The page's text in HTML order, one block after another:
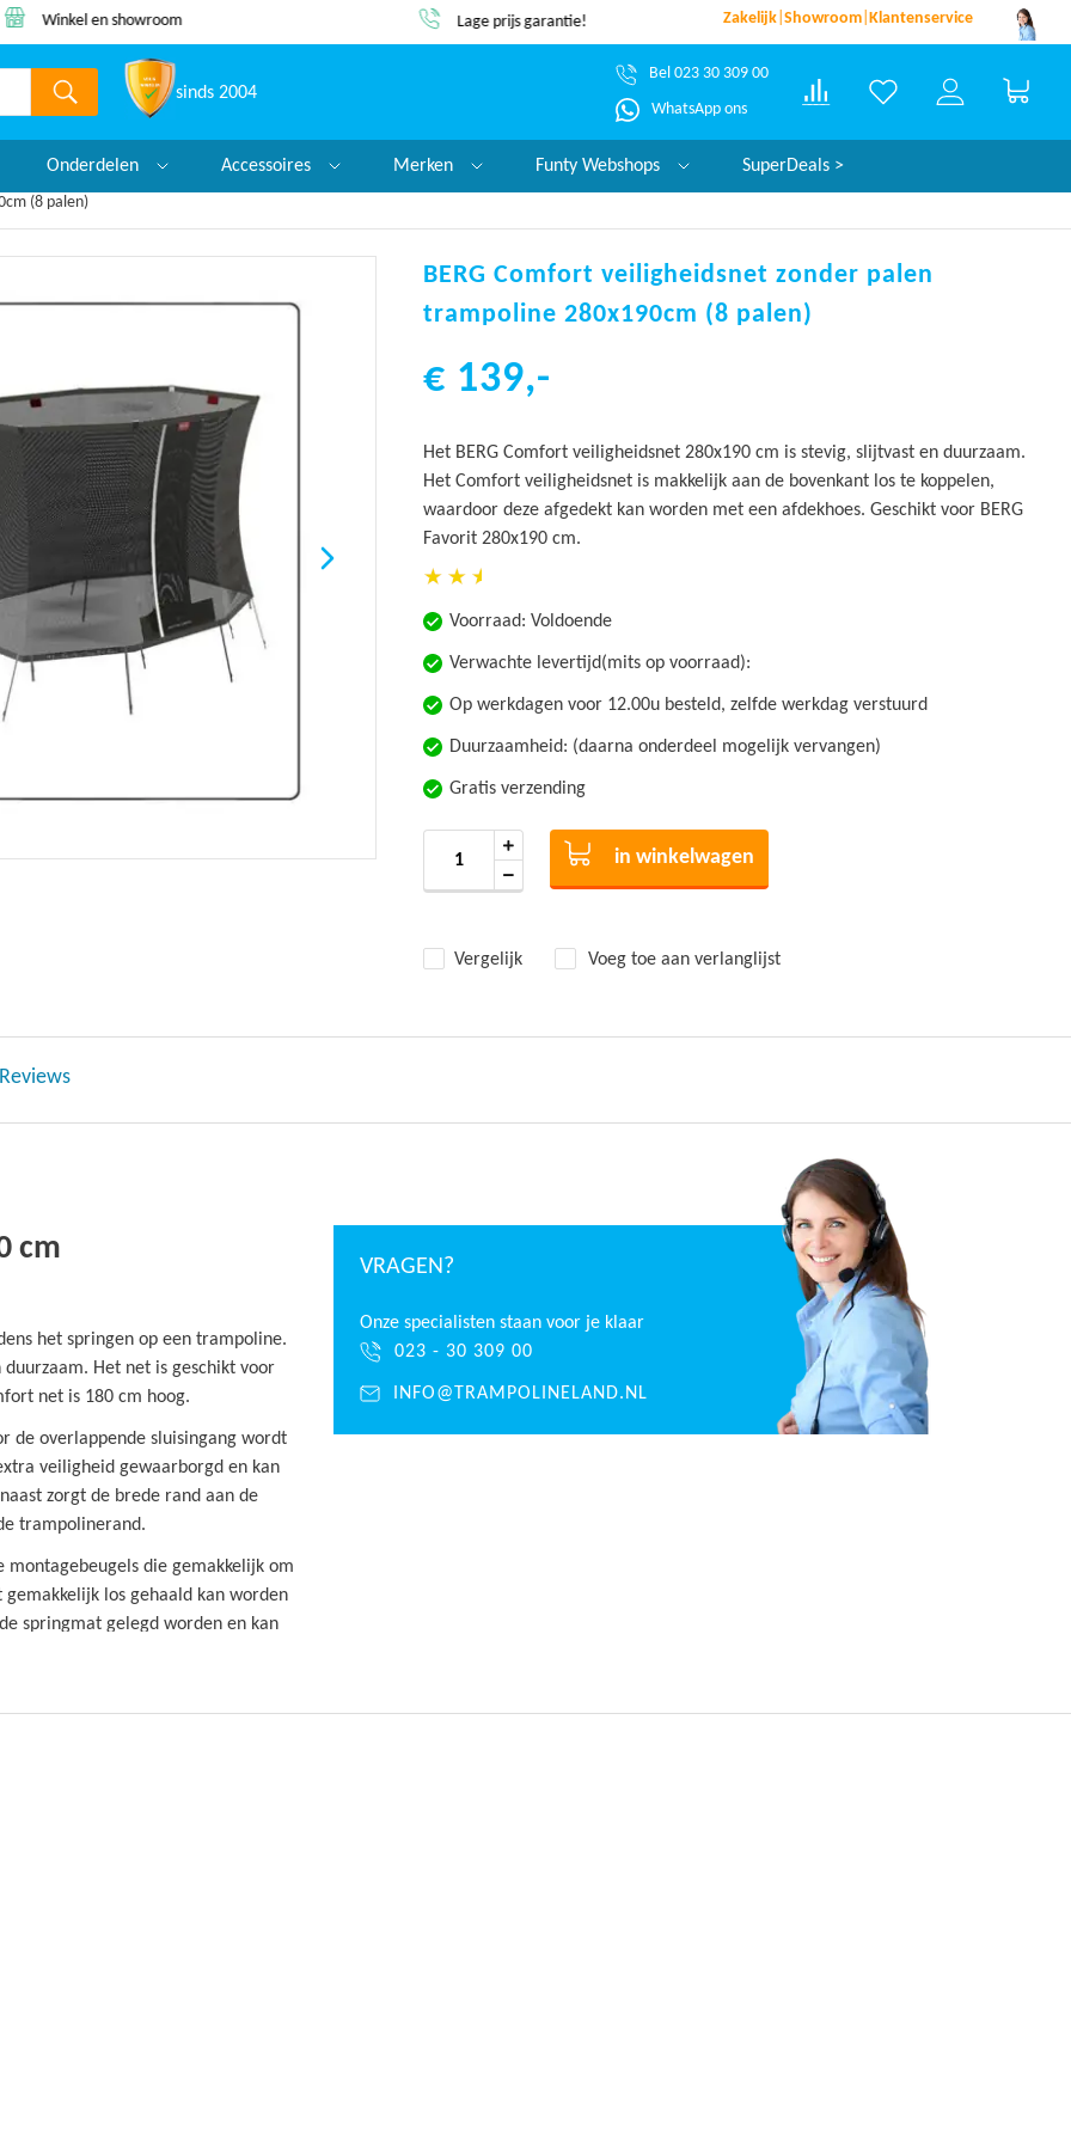
(8 palen)
BERG Comfort veiligheidsnet zonder palen
trampoline 280x190cm (8 palen)
€ 139,-
Het BERG Comfort veiligheidsnet 280x190 cm is stevig, slijtvast en duurzaam.
Het Comfort veiligheidsnet is makkelijk aan de bovenkant los te koppelen,
waardoor deze afgedekt kan worden met een afdekhoes. Geschikt voor BERG
Favorit 280x190 cm.
Voorraad:Voldoende
Verwachte levertijd(mits op voorraad):
Op werkdagen voor 12.00u besteld, zelfde werkdag verstuurd
Duurzaamheid: (daarna onderdeel mogelijk vervangen)
Gratis verzending
in winkelwagen
Vergelijk Voeg toe aan verlanglijst
Reviews
cm
het springen op een trampoline.
Het net is geschikt voor
net is 180 cm hoog.
de overlappende sluisingang wordt
veiligheid gewaarborgd en kan
zorgt de brede rand aan de
trampolinerand.
montagebeugels die gemakkelijk om
los gehaald kan worden
springmat gelegd worden en kan
BERG
VRAGEN?
Onze specialisten staan voor je klaar
023 - 30 309 00
INFO@TRAMPOLINELAND.NL
Winkel en showroom Lage prijs garantie! dezelfde werkdag verzonden*
Zakelijk Showroom Klantenservice
sinds 2004
Bel 023 30 309 00
WhatsApp ons
Onderdelen Accessoires Merken Funty Webshops SuperDeals >